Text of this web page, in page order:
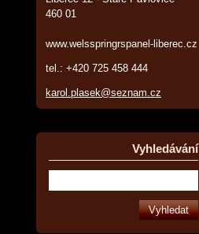
460 01
www.welsspringrspanel-liberec.cz
tel.: +420 725 458 444
karol.plasek@seznam.cz
Vyhledávání